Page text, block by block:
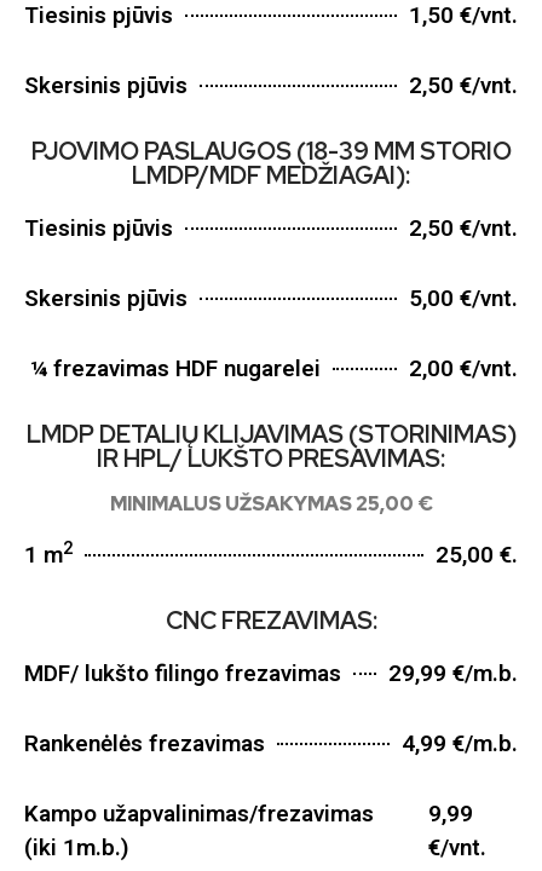
Tiesinis pjūvis 1,50 €/vnt.
Skersinis pjūvis 2,50 €/vnt.
PJOVIMO PASLAUGOS (18-39 MM STORIO
LMDP/MDF MEDŽIAGAI):
Tiesinis pjūvis 2,50 €/vnt.
Skersinis pjūvis 5,00 €/vnt.
¼ frezavimas HDF nugarelei 2,00 €/vnt.
LMDP DETALIŲ KLIJAVIMAS (STORINIMAS)
IR HPL/ LUKŠTO PRESAVIMAS:
MINIMALUS UŽSAKYMAS 25,00 €
1 m2 25,00 €.
CNC FREZAVIMAS:
MDF/ lukšto filingo frezavimas 29,99 €/m.b.
Rankenėlės frezavimas 4,99 €/m.b.
Kampo užapvalinimas/frezavimas
(iki 1m.b.)
9,99
€/vnt.